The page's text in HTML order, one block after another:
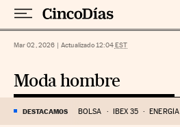
Mar 02, 2026 | Actualizado 12:04EST
Moda hombre
DESTACAMOS BOLSA IBEX 35 ENERGÍA